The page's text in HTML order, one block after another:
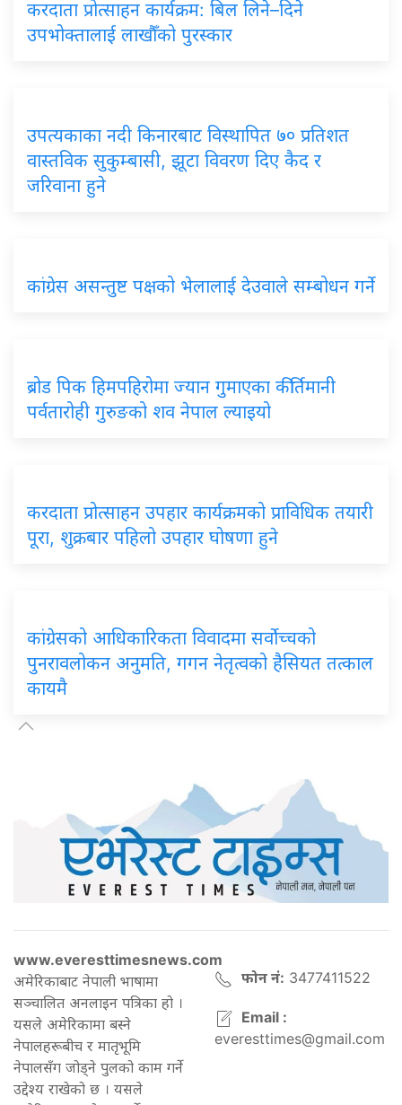
करदाता प्रोत्साहन कार्यक्रम: बिल लिने–दिने
उपभोक्तालाई लाखौँको पुरस्कार
उपत्यकाका नदी किनारबाट विस्थापित ७० प्रतिशत
वास्तविक सुकुम्बासी, झूटा विवरण दिए कैद र
जरिवाना हुने
कांग्रेस असन्तुष्ट पक्षको भेलालाई देउवाले सम्बोधन गर्ने
ब्रोड पिक हिमपहिरोमा ज्यान गुमाएका कीर्तिमानी
पर्वतारोही गुरुङको शव नेपाल ल्याइयो
करदाता प्रोत्साहन उपहार कार्यक्रमको प्राविधिक तयारी
पूरा, शुक्रबार पहिलो उपहार घोषणा हुने
कांग्रेसको आधिकारिकता विवादमा सर्वोच्चको
पुनरावलोकन अनुमति, गगन नेतृत्वको हैसियत तत्काल
कायमै
www.everesttimesnews.com
अमेरिकाबाट नेपाली भाषामा
सञ्चालित अनलाइन पत्रिका हो ।
यसले अमेरिकामा बस्ने
नेपालहरूबीच र मातृभूमि
नेपालसँग जोड्ने पुलको काम गर्ने
उद्देश्य राखेको छ । यसले
फोन नं: 3477411522
Email :
everesttimes@gmail.com